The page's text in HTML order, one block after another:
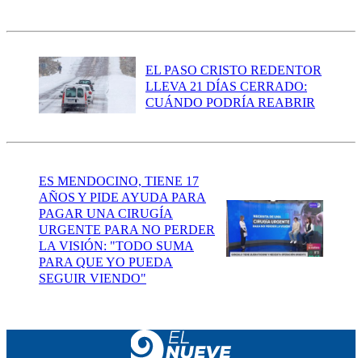
EL PASO CRISTO REDENTOR
LLEVA 21 DÍAS CERRADO:
CUÁNDO PODRÍA REABRIR
ES MENDOCINO, TIENE 17
AÑOS Y PIDE AYUDA PARA
PAGAR UNA CIRUGÍA
URGENTE PARA NO PERDER
LA VISIÓN: "TODO SUMA
PARA QUE YO PUEDA
SEGUIR VIENDO"